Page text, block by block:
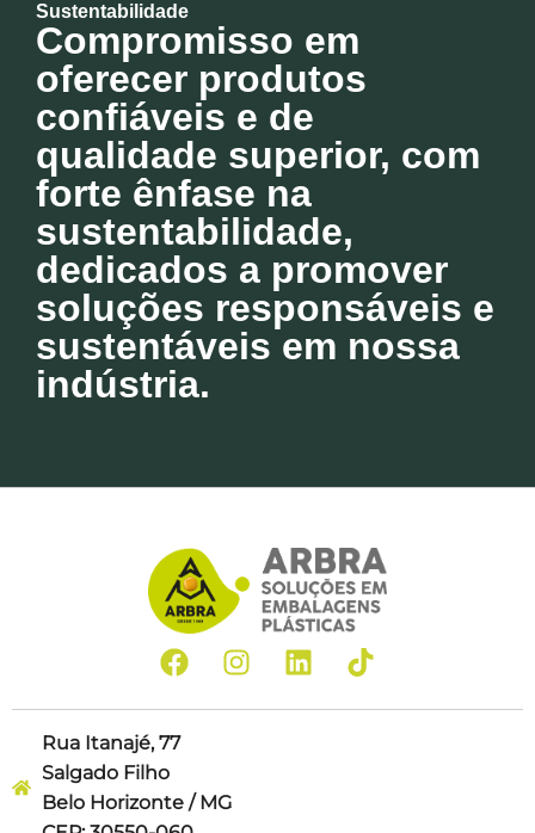
Sustentabilidade
Compromisso em
oferecer produtos
confiáveis e de
qualidade superior, com
forte ênfase na
sustentabilidade,
dedicados a promover
soluções responsáveis e
sustentáveis em nossa
indústria.
Rua Itanajé, 77
Salgado Filho
Belo Horizonte / MG